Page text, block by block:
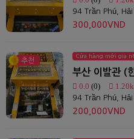
300,000VND
추천
Cửa hàng mới gia
부산 이발관 (
0.0 (0)
200,000VND